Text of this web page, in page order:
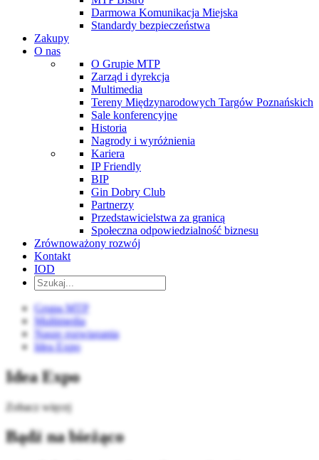
Darmowa Komunikacja Miejska
Standardy bezpieczeństwa
Zakupy
O nas
O Grupie MTP
Zarząd i dyrekcja
Multimedia
Tereny Międzynarodowych Targów Poznańskich
Sale konferencyjne
Historia
Nagrody i wyróżnienia
Kariera
IP Friendly
BIP
Gin Dobry Club
Partnerzy
Przedstawicielstwa za granicą
Społeczna odpowiedzialność biznesu
Zrównoważony rozwój
Kontakt
IOD
Grupa MTP
Multimedia
Nasze rozwiązania
Idea Expo
Idea Expo
Zobacz więcej
Bądź na bieżąco